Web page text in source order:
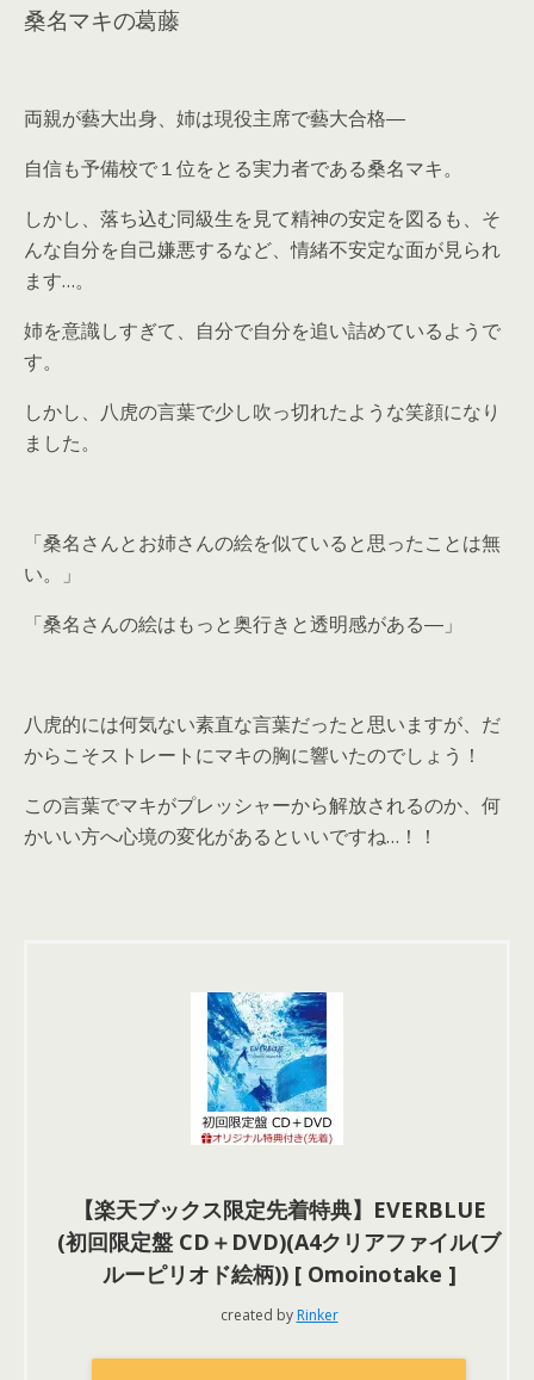
桑名マキの葛藤
両親が藝大出身、姉は現役主席で藝大合格―
自信も予備校で１位をとる実力者である桑名マキ。
しかし、落ち込む同級生を見て精神の安定を図るも、そ
んな自分を自己嫌悪するなど、情緒不安定な面が見られ
ます…。
姉を意識しすぎて、自分で自分を追い詰めているようで
す。
しかし、八虎の言葉で少し吹っ切れたような笑顔になり
ました。
「桑名さんとお姉さんの絵を似ていると思ったことは無
い。」
「桑名さんの絵はもっと奥行きと透明感がある―」
八虎的には何気ない素直な言葉だったと思いますが、だ
からこそストレートにマキの胸に響いたのでしょう！
この言葉でマキがプレッシャーから解放されるのか、何
かいい方へ心境の変化があるといいですね…！！
【楽天ブックス限定先着特典】EVERBLUE
(初回限定盤 CD＋DVD)(A4クリアファイル(ブ
ルーピリオド絵柄)) [ Omoinotake ]
created by Rinker